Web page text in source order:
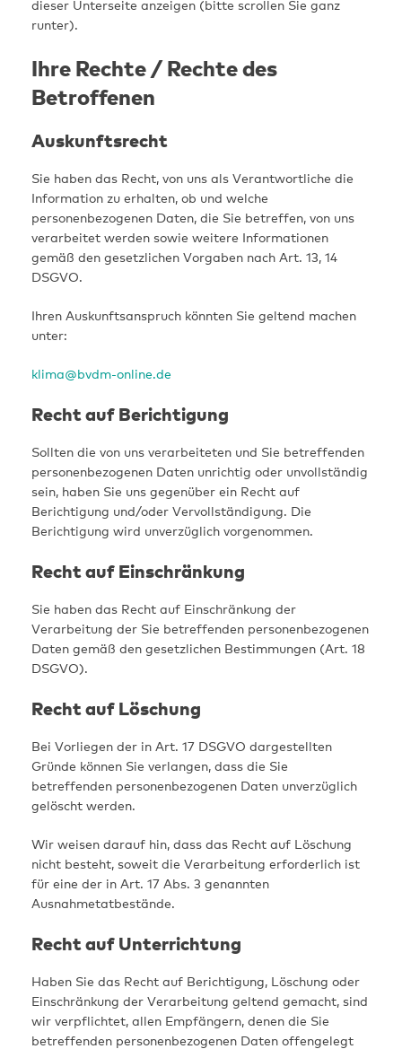
dieser Unterseite anzeigen (bitte scrollen Sie ganz
runter).
Ihre Rechte / Rechte des
Betroffenen
Auskunftsrecht
Sie haben das Recht, von uns als Verantwortliche die
Information zu erhalten, ob und welche
personenbezogenen Daten, die Sie betreffen, von uns
verarbeitet werden sowie weitere Informationen
gemäß den gesetzlichen Vorgaben nach Art. 13, 14
DSGVO.
Ihren Auskunftsanspruch könnten Sie geltend machen
unter:
klima@bvdm-online.de
Recht auf Berichtigung
Sollten die von uns verarbeiteten und Sie betreffenden
personenbezogenen Daten unrichtig oder unvollständig
sein, haben Sie uns gegenüber ein Recht auf
Berichtigung und/oder Vervollständigung. Die
Berichtigung wird unverzüglich vorgenommen.
Recht auf Einschränkung
Sie haben das Recht auf Einschränkung der
Verarbeitung der Sie betreffenden personenbezogenen
Daten gemäß den gesetzlichen Bestimmungen (Art. 18
DSGVO).
Recht auf Löschung
Bei Vorliegen der in Art. 17 DSGVO dargestellten
Gründe können Sie verlangen, dass die Sie
betreffenden personenbezogenen Daten unverzüglich
gelöscht werden.
Wir weisen darauf hin, dass das Recht auf Löschung
nicht besteht, soweit die Verarbeitung erforderlich ist
für eine der in Art. 17 Abs. 3 genannten
Ausnahmetatbestände.
Recht auf Unterrichtung
Haben Sie das Recht auf Berichtigung, Löschung oder
Einschränkung der Verarbeitung geltend gemacht, sind
wir verpflichtet, allen Empfängern, denen die Sie
betreffenden personenbezogenen Daten offengelegt